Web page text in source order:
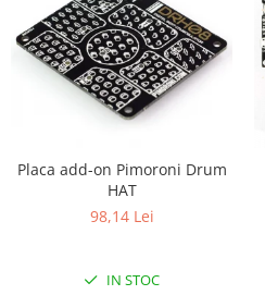
PCB - Placute Circuit
Rezistoare
Creion 3D 3Doodler
Imprimante 3D
3Doodler
Componente
Placa add-on Pimoroni Drum
HAT
98,14 Lei
IN STOC